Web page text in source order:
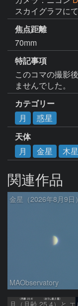
スカイグラフに
焦点距離
70mm
特記事項
このコマの撮影
ませんでした。
カテゴリー
月
惑星
天体
月
金星 木星
関連作品
金星（2026年8月9日）
MAObservatory